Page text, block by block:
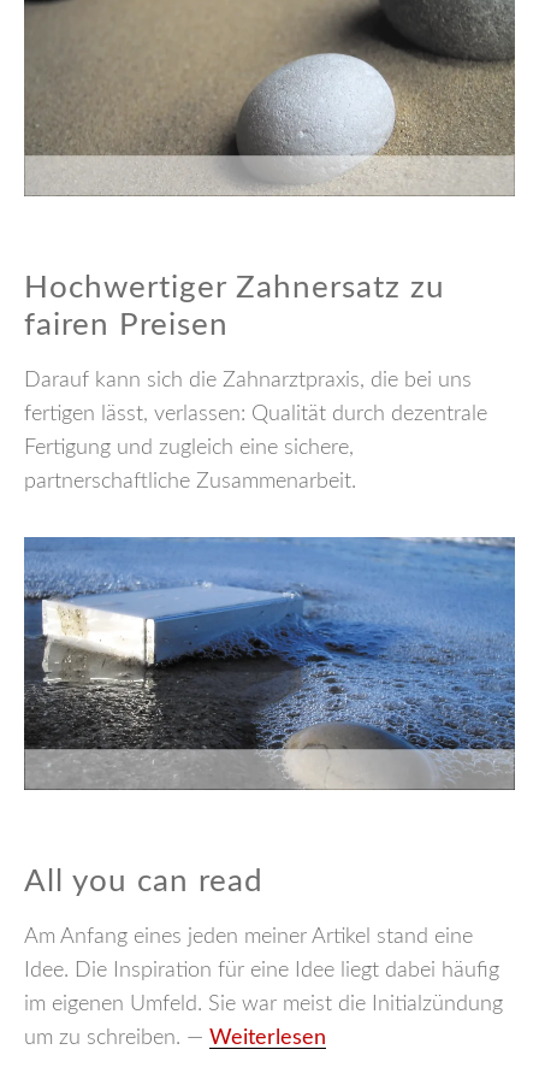
Hochwertiger Zahnersatz zu
fairen Preisen
Darauf kann sich die Zahnarztpraxis, die bei uns
fertigen lässt, verlassen: Qualität durch dezentrale
Fertigung und zugleich eine sichere,
partnerschaftliche Zusammenarbeit.
All you can read
Am Anfang eines jeden meiner Artikel stand eine
Idee. Die Inspiration für eine Idee liegt dabei häufig
im eigenen Umfeld. Sie war meist die Initialzündung
um zu schreiben. — Weiterlesen